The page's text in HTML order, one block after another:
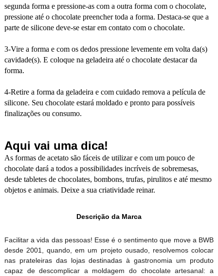
segunda forma e pressione-as com a outra forma com o chocolate,
pressione até o chocolate preencher toda a forma. Destaca-se que a
parte de silicone deve-se estar em contato com o chocolate.
3-Vire a forma e com os dedos pressione levemente em volta da(s)
cavidade(s). E coloque na geladeira até o chocolate destacar da
forma.
4-Retire a forma da geladeira e com cuidado remova a película de
silicone. Seu chocolate estará moldado e pronto para possíveis
finalizações ou consumo.
Aqui vai uma dica!
As formas de acetato são fáceis de utilizar e com um pouco de
chocolate dará a todos a possibilidades incríveis de sobremesas,
desde tabletes de chocolates, bombons, trufas, pirulitos e até mesmo
objetos e animais. Deixe a sua criatividade reinar.
Descrição da Marca
Facilitar a vida das pessoas! Esse é o sentimento que move a BWB
desde 2001, quando, em um projeto ousado, resolvemos colocar
nas prateleiras das lojas destinadas à gastronomia um produto
capaz de descomplicar a moldagem do chocolate artesanal: a